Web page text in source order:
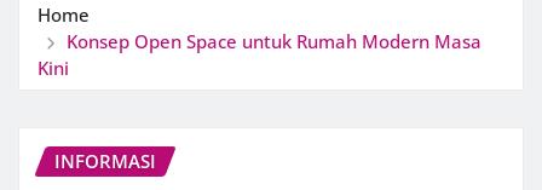
Home
Konsep Open Space untuk Rumah Modern Masa
Kini
INFORMASI